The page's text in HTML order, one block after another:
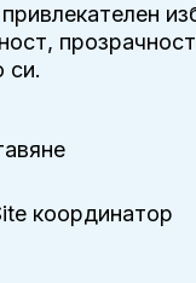
си.
координатор